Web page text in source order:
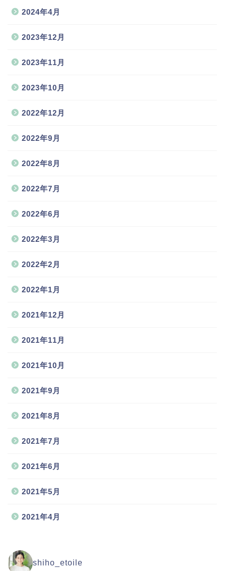
2024年4月
2023年12月
2023年11月
2023年10月
2022年12月
2022年9月
2022年8月
2022年7月
2022年6月
2022年3月
2022年2月
2022年1月
2021年12月
2021年11月
2021年10月
2021年9月
2021年8月
2021年7月
2021年6月
2021年5月
2021年4月
shiho_etoile